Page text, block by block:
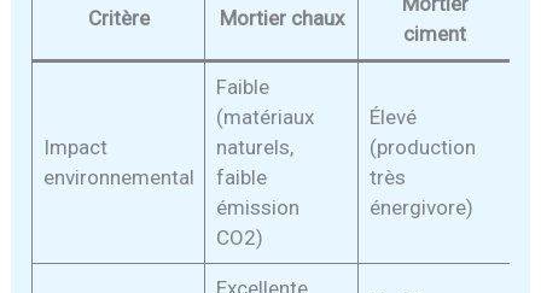
Critère Mortier chaux
ciment
Impact
environnemental
Faible
(matériaux
naturels,
faible
émission
CO2)
Élevé
(production
très
énergivore)